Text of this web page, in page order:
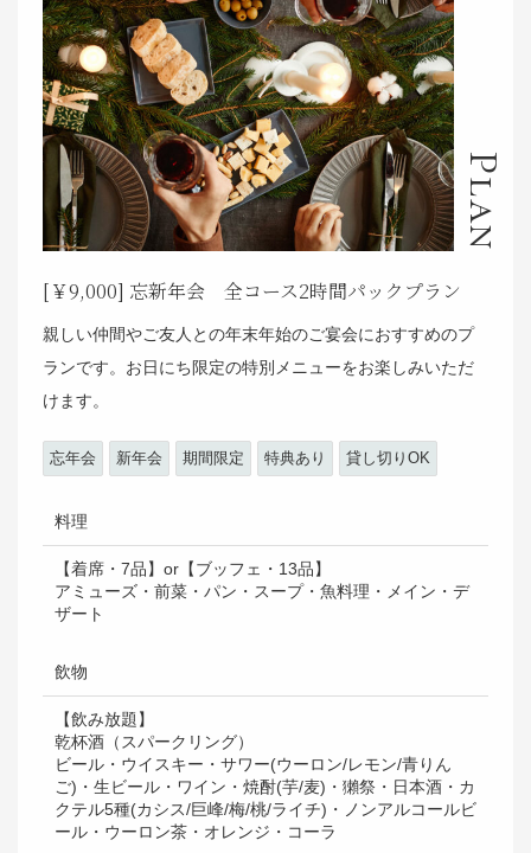
Plan
[￥9,000] 忘新年会 全コース2時間パックプラン
親しい仲間やご友人との年末年始のご宴会におすすめのプ
ランです。お日にち限定の特別メニューをお楽しみいただ
けます。
忘年会 新年会 期間限定 特典あり 貸し切りOK
料理
【着席・7品】or【ブッフェ・13品】
アミューズ・前菜・パン・スープ・魚料理・メイン・デ
ザート
飲物
【飲み放題】
乾杯酒（スパークリング）
ビール・ウイスキー・サワー(ウーロン/レモン/青りん
ご)・生ビール・ワイン・焼酎(芋/麦)・獺祭・日本酒・カ
クテル5種(カシス/巨峰/梅/桃/ライチ)・ノンアルコールビ
ール・ウーロン茶・オレンジ・コーラ